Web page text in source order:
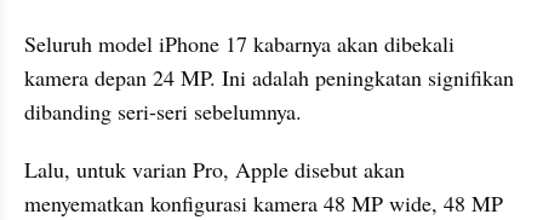
Seluruh model iPhone 17 kabarnya akan dibekali
kamera depan 24 MP. Ini adalah peningkatan signifikan
dibanding seri-seri sebelumnya.
Lalu, untuk varian Pro, Apple disebut akan
menyematkan konfigurasi kamera 48 MP wide, 48 MP